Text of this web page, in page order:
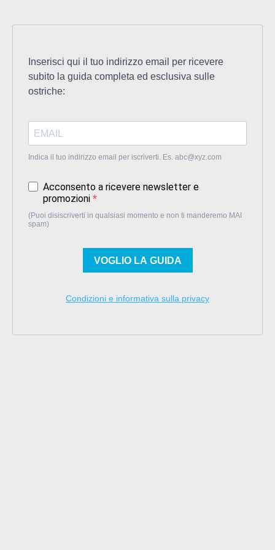
Inserisci qui il tuo indirizzo email per ricevere
subito la guida completa ed esclusiva sulle
ostriche:
Indica il tuo indirizzo email per iscriverti. Es. abc@xyz.com
Acconsento a ricevere newsletter e
promozioni
(Puoi disiscriverti in qualsiasi momento e non ti manderemo MAI
spam)
VOGLIO LA GUIDA
Condizioni e informativa sulla privacy